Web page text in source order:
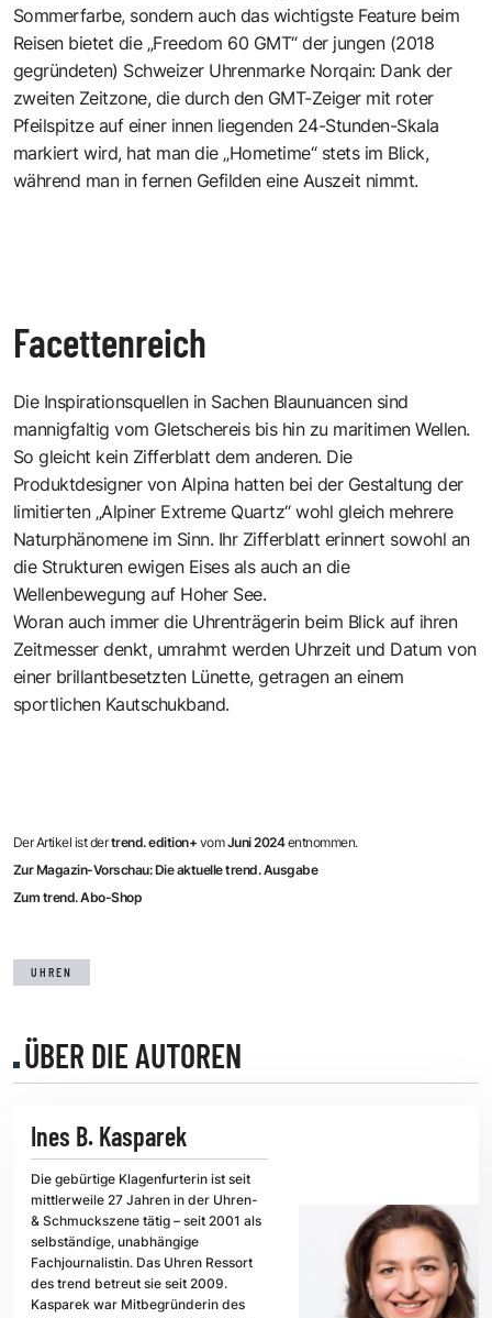
Sommerfarbe, sondern auch das wichtigste Feature beim
Reisen bietet die „Freedom 60 GMT“ der jungen (2018
gegründeten) Schweizer Uhrenmarke Norqain: Dank der
zweiten Zeitzone, die durch den GMT-Zeiger mit roter
Pfeilspitze auf einer innen liegenden 24-Stunden-Skala
markiert wird, hat man die „Hometime“ stets im Blick,
während man in fernen Gefilden eine Auszeit nimmt.
Facettenreich
Die Inspirationsquellen in Sachen Blaunuancen sind
mannigfaltig vom Gletschereis bis hin zu maritimen Wellen.
So gleicht kein Zifferblatt dem anderen. Die
Produktdesigner von Alpina hatten bei der Gestaltung der
limitierten „Alpiner Extreme Quartz“ wohl gleich mehrere
Naturphänomene im Sinn. Ihr Zifferblatt erinnert sowohl an
die Strukturen ewigen Eises als auch an die
Wellenbewegung auf Hoher See.
Woran auch immer die Uhrenträgerin beim Blick auf ihren
Zeitmesser denkt, umrahmt werden Uhrzeit und Datum von
einer brillantbesetzten Lünette, getragen an einem
sportlichen Kautschukband.
Der Artikel ist dertrend. edition+ vomJuni 2024entnommen.
Zur Magazin-Vorschau: Die aktuelle trend. Ausgabe
Zum trend. Abo-Shop
UHREN
ÜBER DIE AUTOREN
Ines B. Kasparek
Die gebürtige Klagenfurterin ist seit
mittlerweile 27 Jahren in der Uhren-
& Schmuckszene tätig – seit 2001 als
selbständige, unabhängige
Fachjournalistin. Das Uhren Ressort
des trend betreut sie seit 2009.
Kasparek war Mitbegründerin des